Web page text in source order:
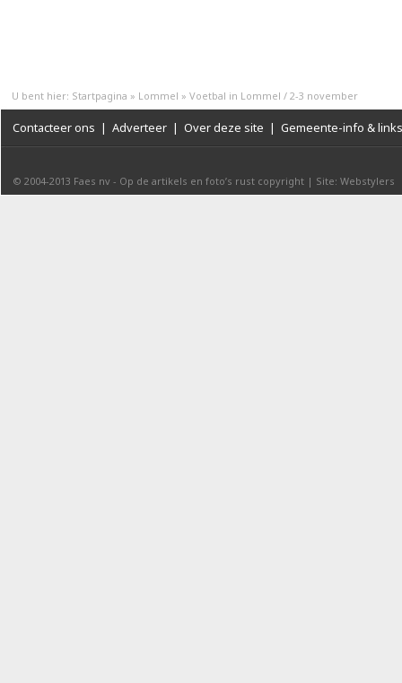
U bent hier: Startpagina » Lommel » Voetbal in Lommel / 2-3 november
Contacteer ons | Adverteer | Over deze site | Gemeente-info & links
© 2004-2013 Faes nv - Op de artikels en foto’s rust copyright | Site: Webstylers